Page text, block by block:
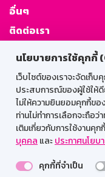
นโยบายการใช้คุกกี้
เว็บไซต์ของเราจะจัดเก็
ประสบการณ์ของผู้ใช้ให้
ไม่ให้ความยินยอมคุกกี้ขอ
ท่านไม่ทำการเลือกจะถือ
เติมเกี่ยวกับการใช้งานคุก
บุคคล และประกาศนโย
คุกกี้ที่จำเป็น
อื่นๆ
ติดต่อเรา
Web HR